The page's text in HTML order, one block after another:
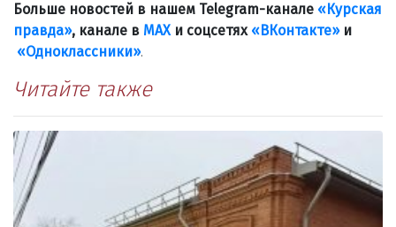
Больше новостей в нашем Telegram-канале «Курская
правда», канале в МАХи соцсетях «ВКонтакте»и
«Одноклассники».
Читайте также